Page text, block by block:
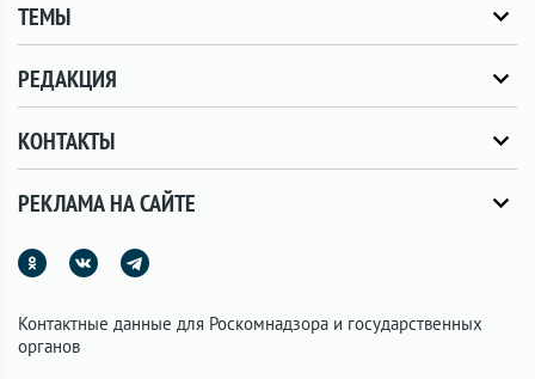
ТЕМЫ
РЕДАКЦИЯ
КОНТАКТЫ
РЕКЛАМА НА САЙТЕ
Контактные данные для Роскомнадзора и государственных
органов